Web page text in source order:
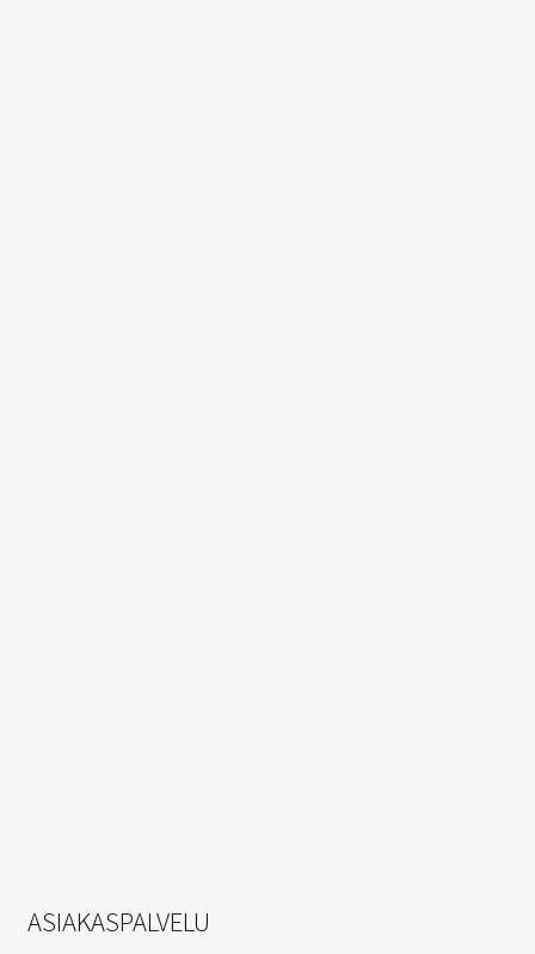
ASIAKASPALVELU